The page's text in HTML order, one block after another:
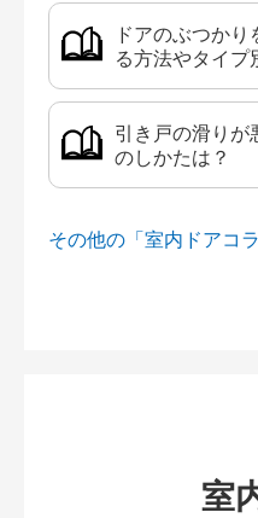
ドアのぶつか
る方法やタイプ
引き戸の滑りが
のしかたは？
その他の「室内ドアコ
室